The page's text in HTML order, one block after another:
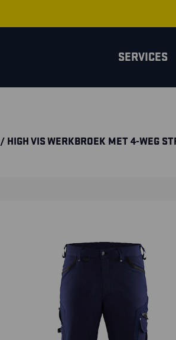
SERVICES
/ HIGH VIS WERKBROEK MET 4-WEG